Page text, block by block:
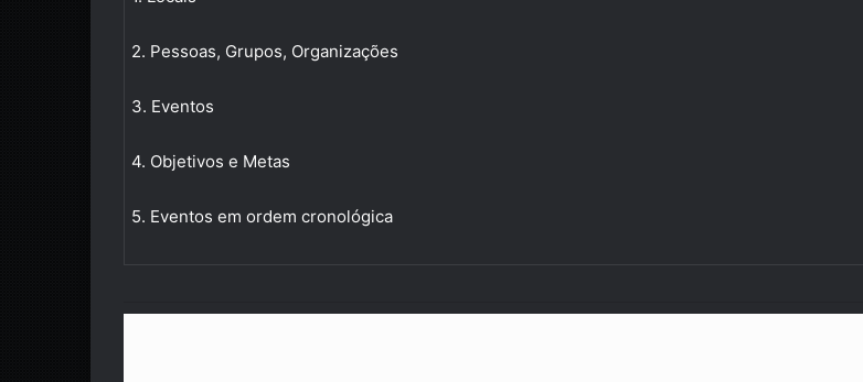
2. Pessoas, Grupos, Organizações
3. Eventos
4. Objetivos e Metas
5. Eventos em ordem cronológica